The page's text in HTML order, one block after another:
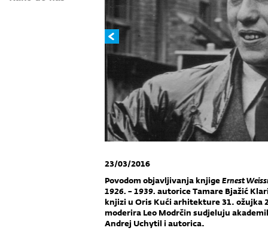
23/03/2016
Povodom objavljivanja knjigeErnest
1926. – 1939. autorice Tamare Bjažić
knjizi u Oris Kući arhitekture 31. ožujka
moderira Leo Modrčin sudjeluju
Andrej Uchytil i autorica.